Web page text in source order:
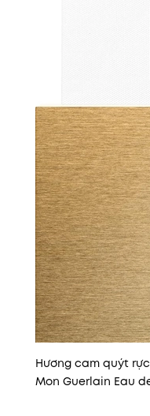
Hương cam quýt
Mon Guerlain Eau